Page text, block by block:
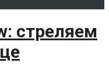
стреляем